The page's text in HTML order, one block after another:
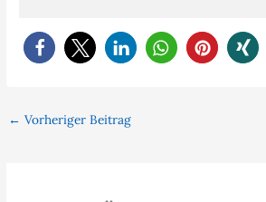
← Vorheriger Beitrag